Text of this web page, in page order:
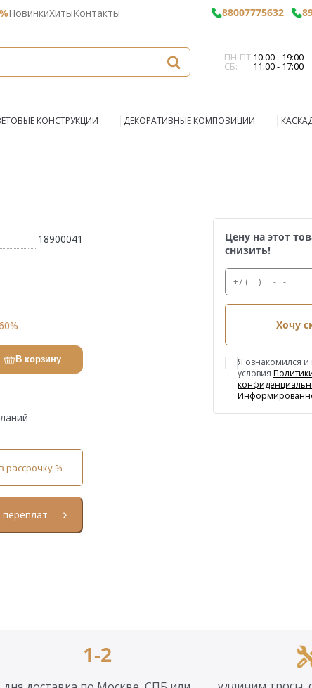
НовинкиХитыКонтакты 88007775632
ПН-ПТ:10:00 - 19:00
СБ: 11:00 - 17:00
КОНСТРУКЦИИ ДЕКОРАТИВНЫЕ КОМПОЗИЦИИ
18900041
В корзину
рассрочку %
переплат
Цену на этот
снизить!
Хочу
Я ознакомился
условия
1-2